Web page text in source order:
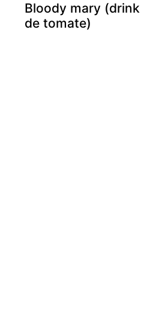
Bloody mary (drink
de tomate)